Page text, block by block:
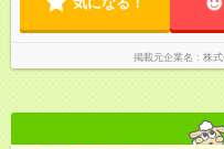
掲載元企業名 株